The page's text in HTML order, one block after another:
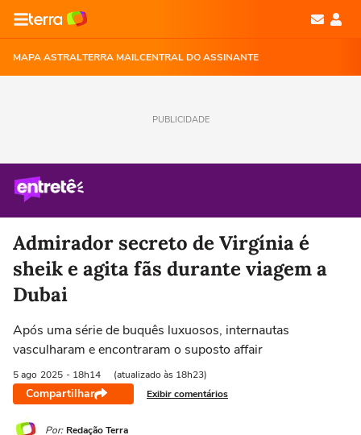
MAPA ASTRALTERRA MAILCENTRAL DO ASSINANTE
PUBLICIDADE
Admirador secreto de Virgínia é
sheik e agita fãs durante viagem a
Dubai
Após uma série de buquês luxuosos, internautas
vasculharam e encontraram o suposto affair
5 ago 2025 - 18h14 (atualizado às 18h23)
Compartilhar Exibir comentários
Por: Redação Terra